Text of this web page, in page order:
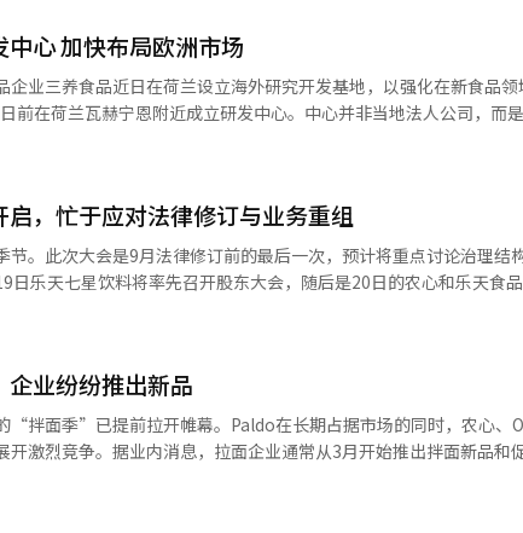
品竞争力提升及经营效率改善的多重驱动下，三养食品有望迎来新
。
想法，并着手付诸实践。研发阶段，三养食品系统调研韩国本土辣
多种辣椒原料，经反复调整配方比例，最终打造出兼具刺激感与风味
耗辣酱约2吨、鸡肉逾1200只。 上市后，火鸡面销量迅速攀升。产
长，上市一年内月销售额突破30亿韩元。与此同时，消费者自发衍生
面、奶油火鸡面等系列产品，持续扩大消费人群。其中，奶油火鸡
列产品的持续热销，堪称韩国方便面行业中具有代表性的现象级案例。
三养食品海外业务的核心支柱，海外销售额占比接近80%。目前，火
中美洲和中国市场各占28%，亚洲市场占比达20%。值得一提的是
出口高速增长拉动，公司业绩连年创下新高。据三养食品公布的数
2亿美元，2021年达3亿美元，2022年达4亿美元，2024年跃升至7
“火鸡面挑战”。该挑战由频道“Korean Englishman”发起，主持
火鸡面且不喝一口水。视频走红后，全球各地的YouTuber纷纷跟风
频遍地开花，众多博主和普通用户竞相尝试挑战这道“令人窒息”的
的自然传播。三养食品深刻洞察不同市场的差异化需求，积极推进
证，推出符合穆斯林饮食规范的清真版火鸡面；针对美国市场，则
心 加快布局欧洲市场
企业三养食品近日在荷兰设立海外研究开发基地，以强化在新食品领
据悉，该中心将重点开展以植物性原料为基础的食品
发展。 近年来，三养食品持续加大对欧洲市场的布局力
设立欧洲销售法人；随后又成立了负责物流业务的子公司，以完善当
欧洲市场的竞争力。
，忙于应对法律修订与业务重组
节。此次大会是9月法律修订前的最后一次，预计将重点讨论治理结
日乐天七星饮料将率先召开股东大会，随后是20日的农心和乐天食
东大会日”，包括三养食品、大象、SPC三立、Orion、Ottogi、宾
制排除条款。这些措施是为了在9月法律实施前做好准备。在管理权
尚烈为新任内部董事。乐天食品将重新任命乐天集团会长辛东彬为内
议案。业务结构调整和管理体制革新也是议题之一。SPC三立计划
。三养食品通过章程修订将控股业务纳入公司目的，旨在建立高效
食品提出了减少资本以注销自有股份的议案，宾格瑞计划注销相当
业纷纷推出新品
“拌面季”已提前拉开帷幕。Paldo在长期占据市场的同时，农心、
开激烈竞争。据业内消息，拉面企业通常从3月开始推出拌面新品和
季前占据大型超市和便利店的主要货架，并提高品牌知名度。农心